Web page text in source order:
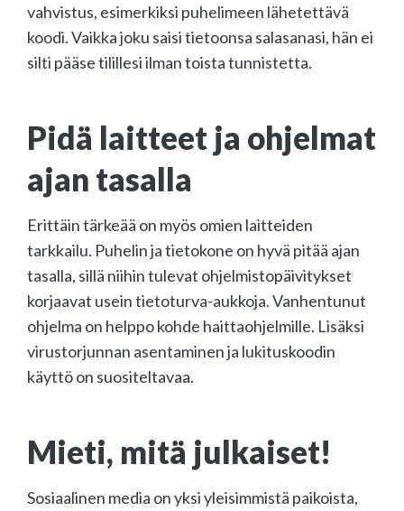
vahvistus, esimerkiksi puhelimeen lähetettävä
koodi. Vaikka joku saisi tietoonsa salasanasi, hän ei
silti pääse tilillesi ilman toista tunnistetta.
Pidä laitteet ja ohjelmat
ajan tasalla
Erittäin tärkeää on myös omien laitteiden
tarkkailu. Puhelin ja tietokone on hyvä pitää ajan
tasalla, sillä niihin tulevat ohjelmistopäivitykset
korjaavat usein tietoturva-aukkoja. Vanhentunut
ohjelma on helppo kohde haittaohjelmille. Lisäksi
virustorjunnan asentaminen ja lukituskoodin
käyttö on suositeltavaa.
Mieti, mitä julkaiset!
Sosiaalinen media on yksi yleisimmistä paikoista,